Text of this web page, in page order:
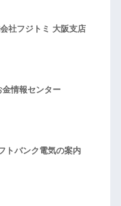
社フジトミ 大阪支店
情報センター
バンク電気の案内